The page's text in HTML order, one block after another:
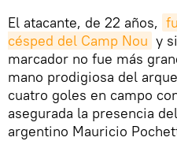
El atacante, de 22 años,
césped del Camp Nou y
marcador no fue más
mano prodigiosa del
cuatro goles en campo
asegurada la presencia
argentino Mauricio